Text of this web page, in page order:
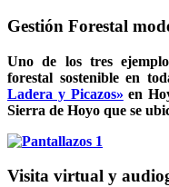
Gestión Forestal
Uno de los tres
forestal sostenible en
Ladera y Picazos» en
Sierra de Hoyo que se
Visita virtual y